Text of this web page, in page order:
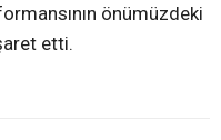
önümüzdeki
etti.